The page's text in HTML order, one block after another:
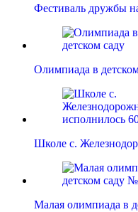
Фестиваль дружбы
Олимпиада в
Школе с.
Малая олимпиада в